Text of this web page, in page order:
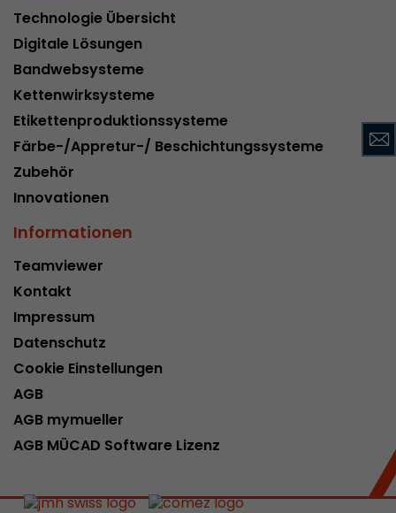
Technologie Übersicht
Digitale Lösungen
Bandwebsysteme
Kettenwirksysteme
Etikettenproduktionssysteme
Färbe-/Appretur-/ Beschichtungssysteme
Zubehör
Innovationen
Informationen
Teamviewer
Kontakt
Impressum
Datenschutz
Cookie Einstellungen
AGB
AGB mymueller
AGB MÜCAD Software Lizenz
Zweck
abgelaufen ist und wie tief sich ein Besucher
bewegt. Es speichert die Anzahl von
eines Besuchers.
Name __utmc
Provider
Debugging und der Verwendung des neuen
Codes nicht berücksichtigt werden.
Name __utmz
Laufzeit 6 Monate